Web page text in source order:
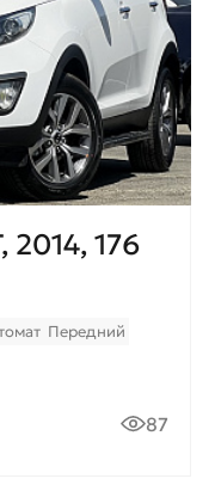
2014, 176
Передний
87